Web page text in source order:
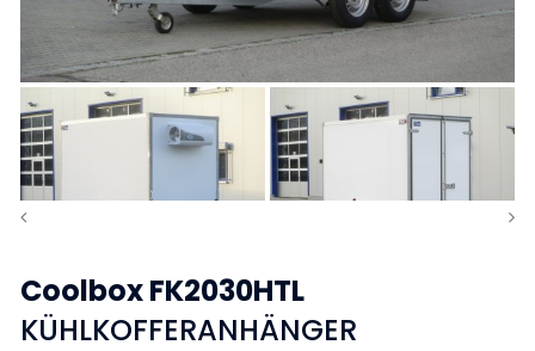
CoolboxFK2030HTL
KÜHLKOFFERANHÄNGER